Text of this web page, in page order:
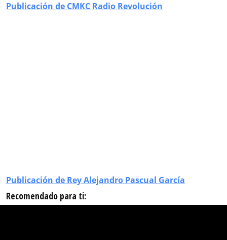
Publicación de CMKC Radio Revolución
Publicación de Rey Alejandro Pascual García
Recomendado para ti: